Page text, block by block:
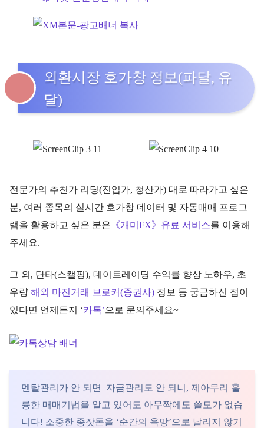
외환시장 호가창 정보(파달, 유
달)
전문가의 추천가 리딩(진입가, 청산가) 대로 따라가고 싶은
분, 여러 종목의 실시간 호가창 데이터 및 자동매매 프로그
램을 활용하고 싶은 분은 《개미FX》유료 서비스를 이용해
주세요.
그 외, 단타(스캘핑), 데이트레이딩 수익률 향상 노하우, 초
우량 해외 마진거래 브로커(증권사) 정보 등 궁금하신 점이
있다면 언제든지 ‘카톡’으로 문의주세요~
멘탈관리가 안 되면 자금관리도 안 되니, 제아무리 훌
륭한 매매기법을 알고 있어도 아무짝에도 쓸모가 없습
니다! 소중한 종잣돈을 ‘순간의 욕망’으로 날리지 않기